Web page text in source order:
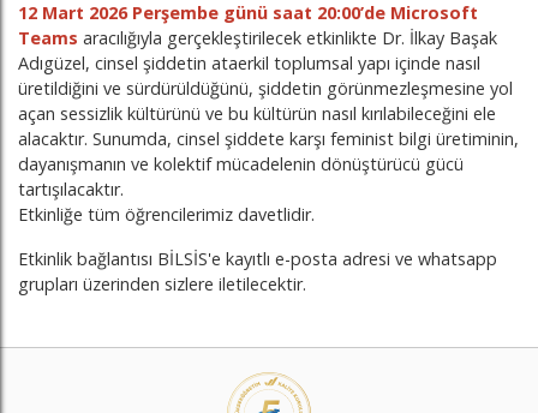
12 Mart 2026 Perşembe günü saat 20:00’de Microsoft
Teams aracılığıyla gerçekleştirilecek etkinlikte Dr. İlkay Başak
Adıgüzel, cinsel şiddetin ataerkil toplumsal yapı içinde nasıl
üretildiğini ve sürdürüldüğünü, şiddetin görünmezleşmesine yol
açan sessizlik kültürünü ve bu kültürün nasıl kırılabileceğini ele
alacaktır. Sunumda, cinsel şiddete karşı feminist bilgi üretiminin,
dayanışmanın ve kolektif mücadelenin dönüştürücü gücü
tartışılacaktır.
Etkinliğe tüm öğrencilerimiz davetlidir.
Etkinlik bağlantısı BİLSİS'e kayıtlı e-posta adresi ve whatsapp
grupları üzerinden sizlere iletilecektir.